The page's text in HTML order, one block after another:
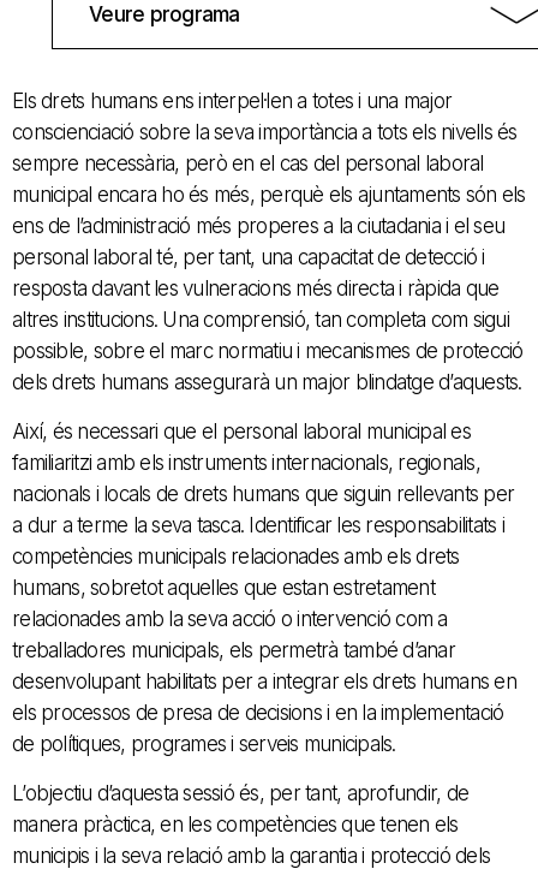
Veure programa
Els drets humans ens interpel·len a totes i una major
conscienciació sobre la seva importància a tots els nivells és
sempre necessària, però en el cas del personal laboral
municipal encara ho és més, perquè els ajuntaments són els
ens de l’administració més properes a la ciutadania i el seu
personal laboral té, per tant, una capacitat de detecció i
resposta davant les vulneracions més directa i ràpida que
altres institucions. Una comprensió, tan completa com sigui
possible, sobre el marc normatiu i mecanismes de protecció
dels drets humans assegurarà un major blindatge d’aquests.
Així, és necessari que el personal laboral municipal es
familiaritzi amb els instruments internacionals, regionals,
nacionals i locals de drets humans que siguin rellevants per
a dur a terme la seva tasca. Identificar les responsabilitats i
competències municipals relacionades amb els drets
humans, sobretot aquelles que estan estretament
relacionades amb la seva acció o intervenció com a
treballadores municipals, els permetrà també d’anar
desenvolupant habilitats per a integrar els drets humans en
els processos de presa de decisions i en la implementació
de polítiques, programes i serveis municipals.
L’objectiu d’aquesta sessió és, per tant, aprofundir, de
manera pràctica, en les competències que tenen els
municipis i la seva relació amb la garantia i protecció dels